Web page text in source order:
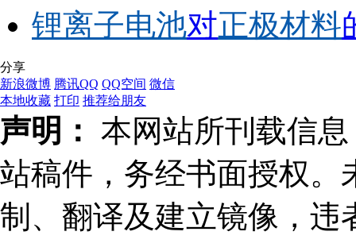
锂离子电池对正极材料
分享
新浪微博 腾讯QQ QQ空间 微信
本地收藏 打印 推荐给朋友
声明： 本网站所刊载信
站稿件，务经书面授权。
制、翻译及建立镜像，违